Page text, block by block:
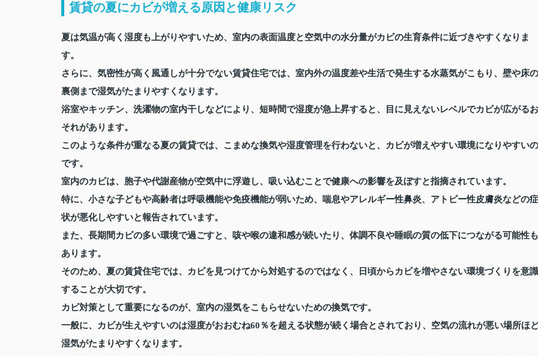
賃貸の夏にカビが増える原因と健康リスク
夏は気温が高く湿度も上がりやすいため、室内の表面温度と空気中の水分量がカビの生育条件に近づきやすくなりま
す。
さらに、気密性が高く風通しが十分でない賃貸住宅では、室内外の温度差や生活で発生する水蒸気がこもり、壁や床の
裏側まで湿気がたまりやすくなります。
浴室やキッチン、洗濯物の室内干しなどにより、短時間で湿度が急上昇すると、目に見えないレベルでカビが広がるお
それがあります。
このような条件が重なる夏の賃貸では、こまめな換気や湿度管理を行わないと、カビが増えやすい環境になりやすいの
です。
室内のカビは、胞子や代謝産物が空気中に浮遊し、吸い込むことで健康への影響を及ぼすと指摘されています。
特に、小さな子どもや高齢者は呼吸機能や免疫機能が弱いため、喘息やアレルギー性鼻炎、アトピー性皮膚炎などの症
状が悪化しやすいと報告されています。
また、長期間カビの多い環境で過ごすと、咳や喉の違和感が続いたり、体調不良や睡眠の質の低下につながる可能性も
あります。
そのため、夏の賃貸住宅では、カビを見つけてから対処するのではなく、日頃からカビを増やさない環境づくりを意識
することが大切です。
カビ対策として重要になるのが、室内の湿気をこもらせないための換気です。
一般に、カビが生えやすいのは湿度がおおむね60％を超える状態が続く場合とされており、空気の流れが悪い場所ほ
湿気がたまりやすくなります。